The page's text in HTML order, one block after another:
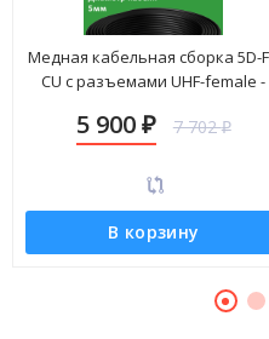
Медная кабельная сборка 5D-
CU с разъемами UHF-female -
5 900 ₽ 7 702₽
В корзину